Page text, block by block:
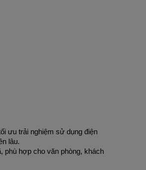
ưu trải nghiệm sử dụng điện
lâu.
phù hợp cho văn phòng, khách